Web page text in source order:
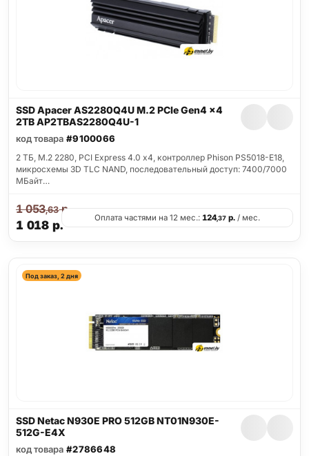
SSD Apacer AS2280Q4U M.2 PCIe Gen4 x4
2TB AP2TBAS2280Q4U-1
код товара #9100066
2 ТБ, M.2 2280, PCI Express 4.0 x4, контроллер Phison PS5018-E18,
микросхемы 3D TLC NAND, последовательный доступ: 7400/7000
МБайт…
1 018 р.
1 053,63р.
Оплата частями на 12 мес.: 124,37 р. / мес.
Под заказ, 2 дня
SSD Netac N930E PRO 512GB NT01N930E-
512G-E4X
код товара #2786648